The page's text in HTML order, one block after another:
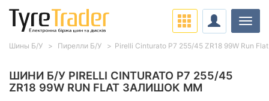
ШИНИ Б/У PIRELLI CINTURATO P7 255/45
ZR18 99W RUN FLAT ЗАЛИШОК ММ
Шины Б/У Пирелли Б/У Pirelli Cinturato P7 255/45 ZR18 99W Run Flat